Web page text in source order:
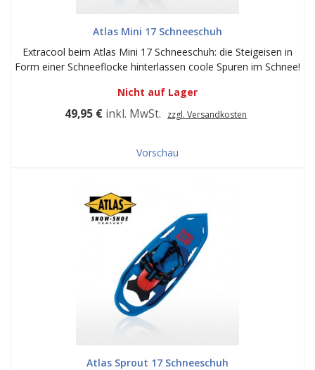
Atlas Mini 17 Schneeschuh
Extracool beim Atlas Mini 17 Schneeschuh: die Steigeisen in
Form einer Schneeflocke hinterlassen coole Spuren im Schnee!
Nicht auf Lager
49,95 € inkl. MwSt. zzgl. Versandkosten
Vorschau
Atlas Sprout 17 Schneeschuh